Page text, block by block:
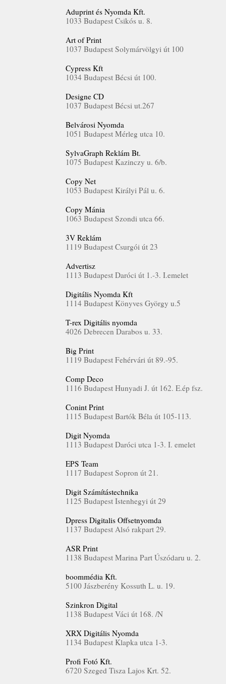
Aduprint és Nyomda Kft.
1033 Budapest Csikós u. 8.
Art of Print
1037 Budapest Solymárvölgyi út 100
Cypress Kft
1034 Budapest Bécsi út 100.
Designe CD
1037 Budapest Bécsi ut.267
Belvárosi Nyomda
1051 Budapest Mérleg utca 10.
SylvaGraph Reklám Bt.
1075 Budapest Kazinczy u. 6/b.
Copy Net
1053 Budapest Királyi Pál u. 6.
Copy Mánia
1063 Budapest Szondi utca 66.
3V Reklám
1119 Budapest Csurgói út 23
Advertisz
1113 Budapest Daróci út 1.-3. I.emelet
Digitális Nyomda Kft
1114 Budapest Könyves György u.5
T-rex Digitális nyomda
4026 Debrecen Darabos u. 33.
Big Print
1119 Budapest Fehérvári út 89.-95.
Comp Deco
1116 Budapest Hunyadi J. út 162. E.ép fsz.
Conint Print
1115 Budapest Bartók Béla út 105-113.
Digit Nyomda
1113 Budapest Daróci utca 1-3. I. emelet
EPS Team
1117 Budapest Sopron út 21.
Digit Számítástechnika
1125 Budapest Istenhegyi út 29
Dpress Digitalis Offsetnyomda
1137 Budapest Alsó rakpart 29.
ASR Print
1138 Budapest Marina Part Úszódaru u. 2.
boommédia Kft.
5100 Jászberény Kossuth L. u. 19.
Szinkron Digital
1138 Budapest Váci út 168. /N
XRX Digitális Nyomda
1134 Budapest Klapka utca 1-3.
Profi Fotó Kft.
6720 Szeged Tisza Lajos Krt. 52.